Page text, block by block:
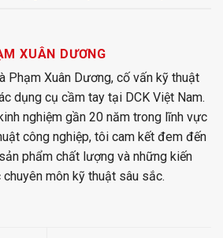
XUÂN DƯƠNG
Phạm Xuân Dương, cố vấn kỹ thuật
dụng cụ cầm tay tại DCK Việt Nam.
nghiệm gần 20 năm trong lĩnh vực
công nghiệp, tôi cam kết đem đến
phẩm chất lượng và những kiến
môn kỹ thuật sâu sắc.